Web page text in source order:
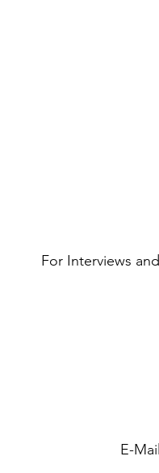
For Interviews
E-